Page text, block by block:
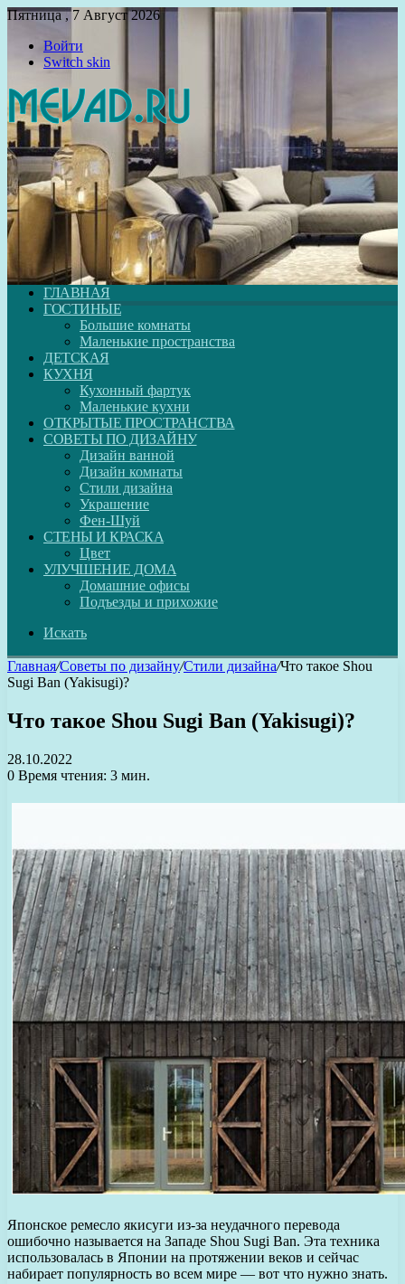
Пятница , 7 Август 2026
Войти
Switch skin
ГЛАВНАЯ
ГОСТИНЫЕ
Большие комнаты
Маленькие пространства
ДЕТСКАЯ
КУХНЯ
Кухонный фартук
Маленькие кухни
ОТКРЫТЫЕ ПРОСТРАНСТВА
СОВЕТЫ ПО ДИЗАЙНУ
Дизайн ванной
Дизайн комнаты
Стили дизайна
Украшение
Фен-Шуй
СТЕНЫ И КРАСКА
Цвет
УЛУЧШЕНИЕ ДОМА
Домашние офисы
Подъезды и прихожие
Искать
Главная/Советы по дизайну/Стили дизайна/Что такое Shou
Sugi Ban (Yakisugi)?
Что такое Shou Sugi Ban (Yakisugi)?
28.10.2022
0 Время чтения: 3 мин.
Японское ремесло якисуги из-за неудачного перевода
ошибочно называется на Западе Shou Sugi Ban. Эта техника
использовалась в Японии на протяжении веков и сейчас
набирает популярность во всем мире — вот что нужно знать.